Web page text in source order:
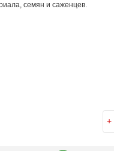
семян и саженцев.
+